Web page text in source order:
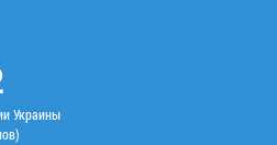
Украины